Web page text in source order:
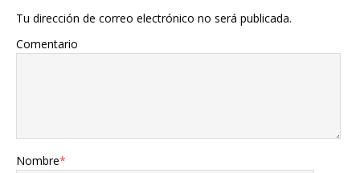
Tu dirección de correo electrónico no será publicada.
Comentario
Nombre*